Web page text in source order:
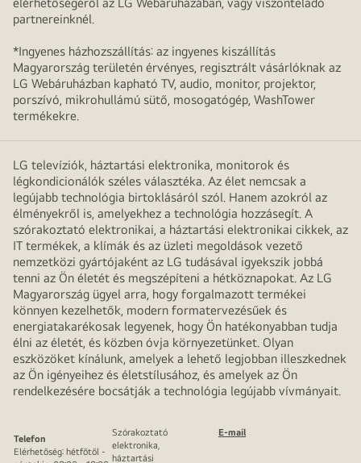
partnereinknél.
*Ingyenes házhozszállítás: az ingyenes kiszállítás
Magyarország területén érvényes, regisztrált vásárlóknak az
LG Webáruházban kapható TV, audio, monitor, projektor,
porszívó, mikrohullámú sütő, mosogatógép, WashTower
termékekre.
LG televíziók, háztartási elektronika, monitorok és
légkondicionálók széles választéka. Az élet nemcsak a
legújabb technológia birtoklásáról szól. Hanem azokról az
élményekről is, amelyekhez a technológia hozzásegít. A
szórakoztató elektronikai, a háztartási elektronikai cikkek, az
IT termékek, a klímák és az üzleti megoldások vezető
nemzetközi gyártójaként az LG tudásával igyekszik jobbá
tenni az Ön életét és megszépíteni a hétköznapokat. Az LG
Magyarország ügyel arra, hogy forgalmazott termékei
könnyen kezelhetők, modern formatervezésűek és
energiatakarékosak legyenek, hogy Ön hatékonyabban tudja
élni az életét, és közben óvja környezetünket. Olyan
eszközöket kínálunk, amelyek a lehető legjobban illeszkednek
az Ön igényeihez és életstílusához, és amelyek az Ön
rendelkezésére bocsátják a technológia legújabb vívmányait.
Telefon
Elérhetőség: hétfőtől -
Szórakoztató
elektronika,
háztartási
E-mail